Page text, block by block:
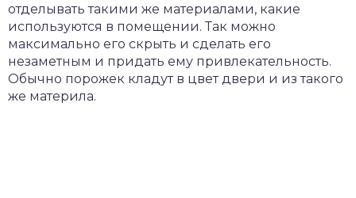
отделывать такими же материалами, какие
используются в помещении. Так можно
максимально его скрыть и сделать его
незаметным и придать ему привлекательность.
Обычно порожек кладут в цвет двери и из такого
же материла.